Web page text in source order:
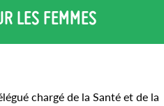
LES FEMMES
chargé de la Santé et de la